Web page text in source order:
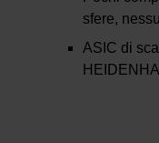
sfere,
ASIC di